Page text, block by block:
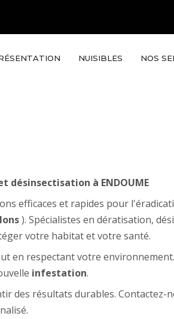
NUISIBLES NOS
à ENDOUME
efficaces et rapides pour
). Spécialistes en dératisation,
votre habitat et votre santé.
en respectant votre
infestation.
des résultats durables. Contactez-